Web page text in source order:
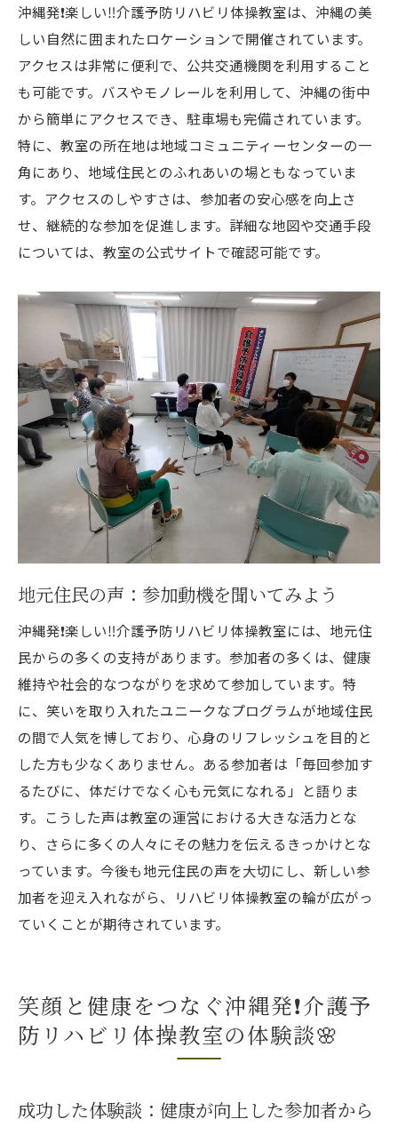
沖縄発❗️楽しい‼️介護予防リハビリ体操教室は、沖縄の美
しい自然に囲まれたロケーションで開催されています。
アクセスは非常に便利で、公共交通機関を利用すること
も可能です。バスやモノレールを利用して、沖縄の街中
から簡単にアクセスでき、駐車場も完備されています。
特に、教室の所在地は地域コミュニティーセンターの一
角にあり、地域住民とのふれあいの場ともなっていま
す。アクセスのしやすさは、参加者の安心感を向上さ
せ、継続的な参加を促進します。詳細な地図や交通手段
については、教室の公式サイトで確認可能です。
地元住民の声：参加動機を聞いてみよう
沖縄発❗️楽しい‼️介護予防リハビリ体操教室には、地元住
民からの多くの支持があります。参加者の多くは、健康
維持や社会的なつながりを求めて参加しています。特
に、笑いを取り入れたユニークなプログラムが地域住民
の間で人気を博しており、心身のリフレッシュを目的と
した方も少なくありません。ある参加者は「毎回参加す
るたびに、体だけでなく心も元気になれる」と語りま
す。こうした声は教室の運営における大きな活力とな
り、さらに多くの人々にその魅力を伝えるきっかけとな
っています。今後も地元住民の声を大切にし、新しい参
加者を迎え入れながら、リハビリ体操教室の輪が広がっ
ていくことが期待されています。
笑顔と健康をつなぐ沖縄発❗️介護予
防リハビリ体操教室の体験談🌸
成功した体験談：健康が向上した参加者から